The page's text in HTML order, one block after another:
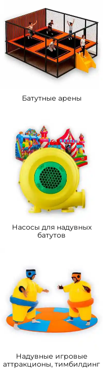
B-16124 Коммерческий
надувной батут «Мир
Сафари 2», 14*7*7,5 м.
От 633 900 ₽
B-16476 Коммерческий
надувной батут «Тигриная
373 200 ₽
В НАЛИЧИИ